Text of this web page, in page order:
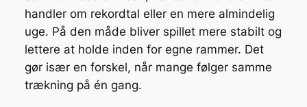
handler om rekordtal eller en mere almindelig
uge. På den måde bliver spillet mere stabilt og
lettere at holde inden for egne rammer. Det
gør især en forskel, når mange følger samme
trækning på én gang.